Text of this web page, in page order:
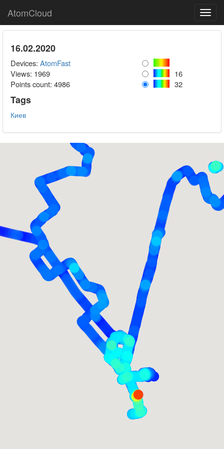
AtomCloud
16.02.2020
Devices: AtomFast
Views: 1969
16
Points count: 4986 32
Tags
Киев